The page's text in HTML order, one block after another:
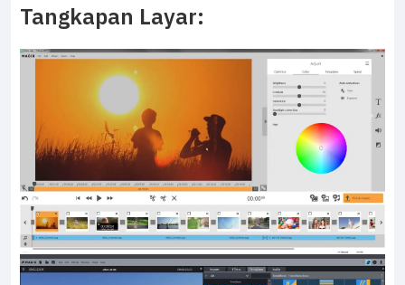
Tangkapan Layar: